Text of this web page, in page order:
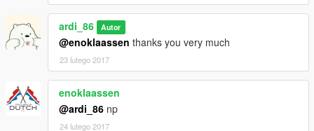
ardi_86 Autor
@enoklaassen thanks you very much
23 lutego 2017
enoklaassen
@ardi_86 np
24 lutego 2017